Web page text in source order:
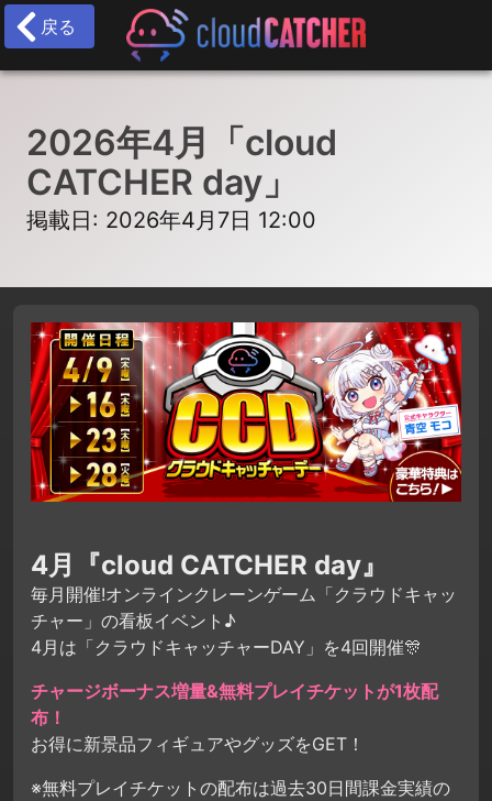
戻る
2026年4月「cloud
CATCHER day」
掲載日: 2026年4月7日 12:00
4月『cloud CATCHER day』
毎月開催!オンラインクレーンゲーム「クラウドキャッ
チャー」の看板イベント♪
4月は「クラウドキャッチャーDAY」を4回開催🎊
チャージボーナス増量&無料プレイチケットが1枚配
布！
お得に新景品フィギュアやグッズをGET！
※無料プレイチケットの配布は過去30日間課金実績の